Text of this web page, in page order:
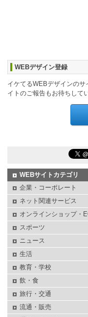
WEBデザイン登録
イケてるWEBデザインの
イトのご報告もお待ちして
WEBサイトカテゴリ
企業・コーポレート
ネット関連サービス
オンラインショップ・
スポーツ
ニュース
生活
教育・学校
飲・食
旅行・交通
流通・販売